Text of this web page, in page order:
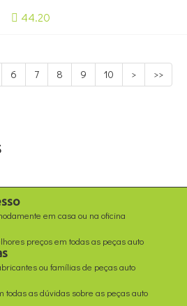
44.20
6 7 8 9 10 > >>
em casa ou na oficina
preços em todas as peças auto
ou famílias de peças auto
todas as dúvidas sobre as peças auto